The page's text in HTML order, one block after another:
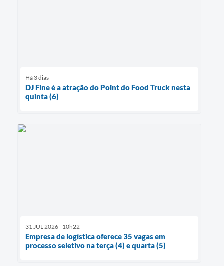
Há 3 dias
DJ Fine é a atração do Point do Food Truck nesta
quinta (6)
31 JUL 2026 - 10h22
Empresa de logística oferece 35 vagas em
processo seletivo na terça (4) e quarta (5)